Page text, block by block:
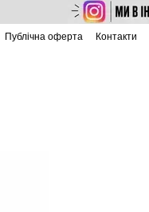
Публічна оферта Контакти